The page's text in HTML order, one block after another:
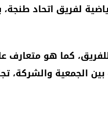
لفريق اتحاد
كما هو
الجمعية